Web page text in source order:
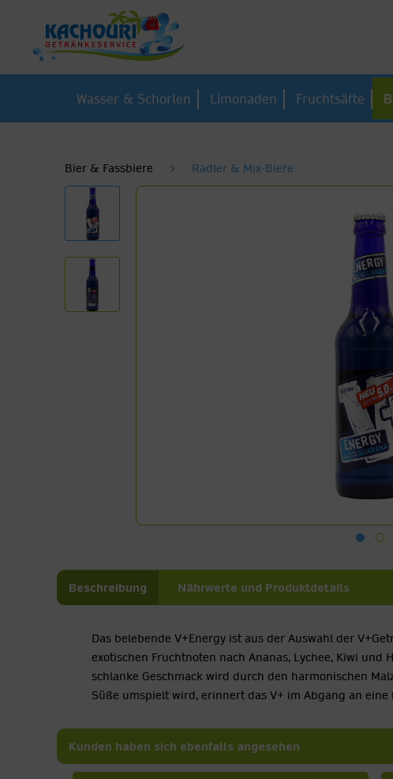
Wasser & Schorlen Limonaden Fruchtsäfte
Bier & Fassbiere Radler & Mix-Biere
Beschreibung Nährwerte und Produktdetails
Das belebende V+Energy ist aus der Auswahl der
exotischen Fruchtnoten nach Ananas, Lychee, Kiwi
schlanke Geschmack wird durch den harmonischen
Süße umspielt wird, erinnert das V+ im Abgang an
Kunden haben sich ebenfalls angesehen